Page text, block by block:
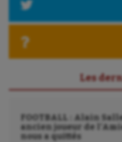
Ultimate
Wakeboard
Water-polo
Les
FOOTBALL : Alain
ancien joueur de
nous a quittés